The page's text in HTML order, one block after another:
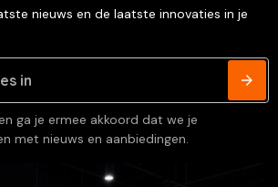
nieuws en de laatste innovaties in je
ga je ermee akkoord dat we je
met nieuws en aanbiedingen.